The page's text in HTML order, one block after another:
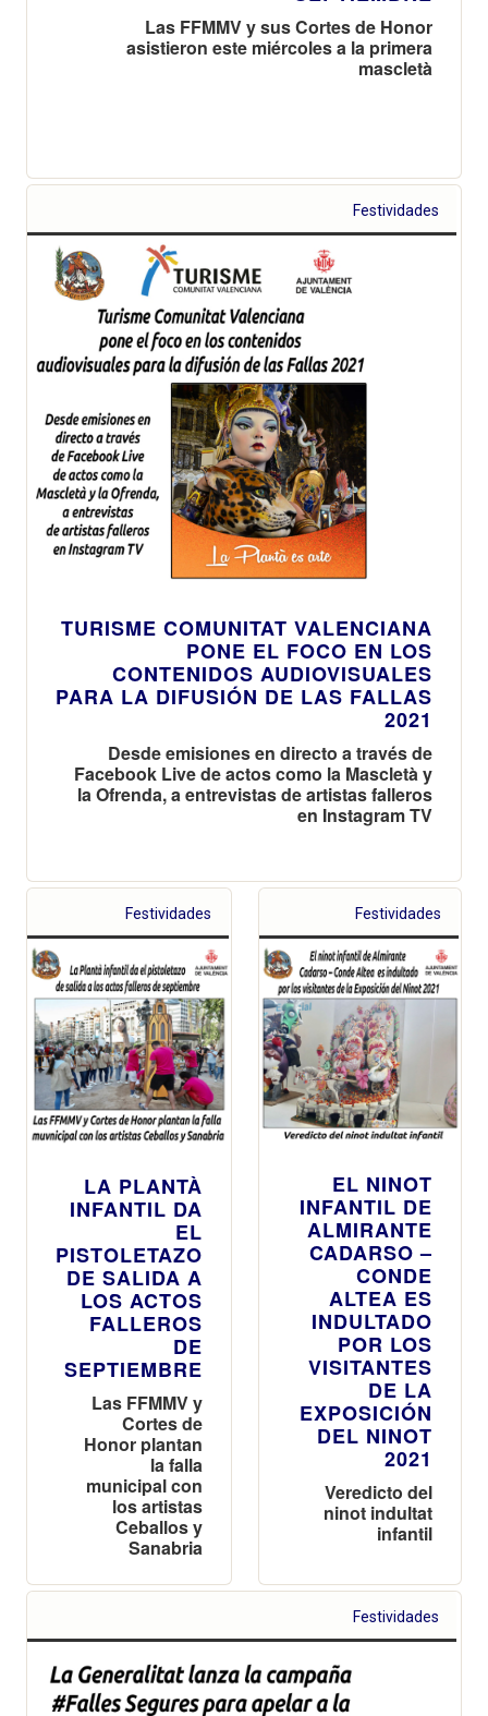
Las FFMMV y sus Cortes de Honor
asistieron este miércoles a la primera
mascletà
Festividades
TURISME COMUNITAT VALENCIANA
PONE EL FOCO EN LOS
CONTENIDOS AUDIOVISUALES
PARA LA DIFUSIÓN DE LAS FALLAS
2021
Desde emisiones en directo a través de
Facebook Live de actos como la Mascletà y
la Ofrenda, a entrevistas de artistas falleros
en Instagram TV
Festividades
LA PLANTÀ
INFANTIL DA
EL
PISTOLETAZO
DE SALIDA A
LOS ACTOS
FALLEROS
DE
SEPTIEMBRE
Las FFMMV y
Cortes de
Honor plantan
la falla
municipal con
los artistas
Ceballos y
Sanabria
Festividades
EL NINOT
INFANTIL DE
ALMIRANTE
CADARSO –
CONDE
ALTEA ES
INDULTADO
POR LOS
VISITANTES
DE LA
EXPOSICIÓN
DEL NINOT
2021
Veredicto del
ninot indultat
infantil
Festividades